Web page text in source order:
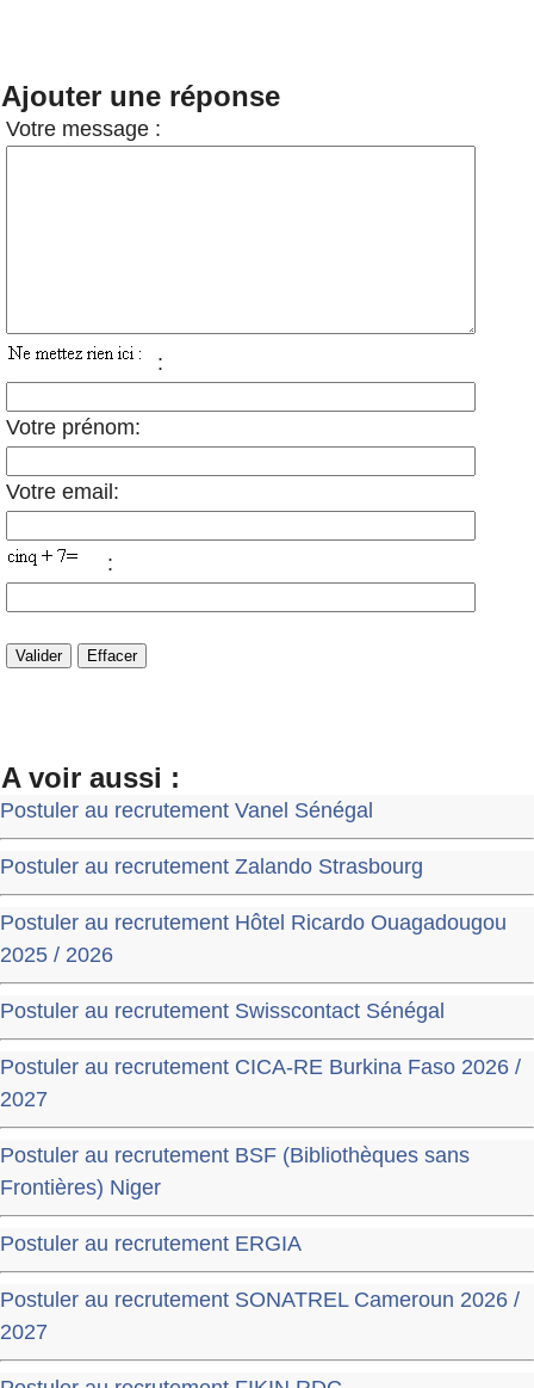
Ajouter une réponse
Votre message :
:
Votre prénom:
Votre email:
:
A voir aussi :
Postuler au recrutement Vanel Sénégal
Postuler au recrutement Zalando Strasbourg
Postuler au recrutement Hôtel Ricardo Ouagadougou
2025 / 2026
Postuler au recrutement Swisscontact Sénégal
Postuler au recrutement CICA-RE Burkina Faso 2026 /
2027
Postuler au recrutement BSF (Bibliothèques sans
Frontières) Niger
Postuler au recrutement ERGIA
Postuler au recrutement SONATREL Cameroun 2026 /
2027